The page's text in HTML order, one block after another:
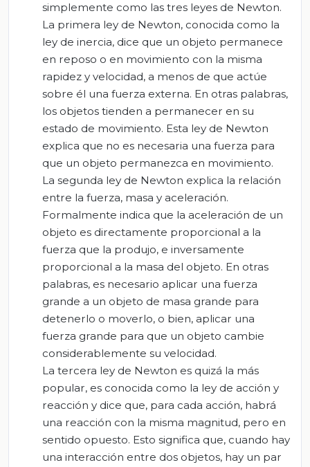
simplemente como las tres leyes de Newton.
La primera ley de Newton, conocida como la
ley de inercia, dice que un objeto permanece
en reposo o en movimiento con la misma
rapidez y velocidad, a menos de que actúe
sobre él una fuerza externa. En otras palabras,
los objetos tienden a permanecer en su
estado de movimiento. Esta ley de Newton
explica que no es necesaria una fuerza para
que un objeto permanezca en movimiento.
La segunda ley de Newton explica la relación
entre la fuerza, masa y aceleración.
Formalmente indica que la aceleración de un
objeto es directamente proporcional a la
fuerza que la produjo, e inversamente
proporcional a la masa del objeto. En otras
palabras, es necesario aplicar una fuerza
grande a un objeto de masa grande para
detenerlo o moverlo, o bien, aplicar una
fuerza grande para que un objeto cambie
considerablemente su velocidad.
La tercera ley de Newton es quizá la más
popular, es conocida como la ley de acción y
reacción y dice que, para cada acción, habrá
una reacción con la misma magnitud, pero en
sentido opuesto. Esto significa que, cuando hay
una interacción entre dos objetos, hay un par